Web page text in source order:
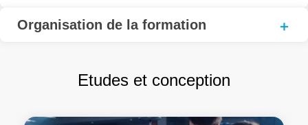
Organisation de la formation
Etudes et conception